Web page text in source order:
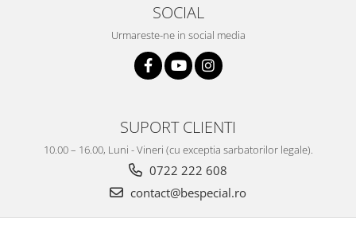
SOCIAL
Urmareste-ne in social media
SUPORT CLIENTI
10.00 – 16.00, Luni - Vineri (cu exceptia sarbatorilor legale).
0722 222 608
contact@bespecial.ro